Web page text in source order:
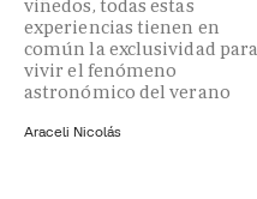
viñedos, todas estas
experiencias tienen en
común la exclusividad
vivir el fenómeno
astronómico del verano
Araceli Nicolás